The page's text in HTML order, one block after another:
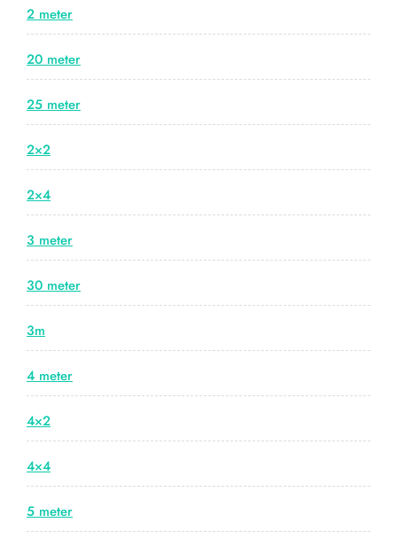
2 meter
20 meter
25 meter
2×2
2×4
3 meter
30 meter
3m
4 meter
4×2
4×4
5 meter